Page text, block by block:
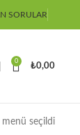
SORULAR
0
₺0,00
menü seçildi